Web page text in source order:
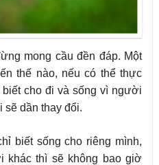
mong cầu đền đáp. Một
thế nào, nếu có thể thực
cho đi và sống vì người
sẽ dần thay đổi.
biết sống cho riêng mình,
khác thì sẽ không bao giờ